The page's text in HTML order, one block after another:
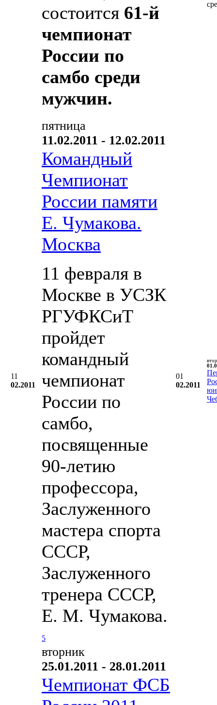
состоится 61-й
чемпионат
России по
самбо среди
мужчин.
11
02.2011
пятница
11.02.2011 - 12.02.2011
Командный
Чемпионат
России памяти
Е. Чумакова.
Москва
11 февраля в
Москве в УСЗК
РГУФКСиТ
пройдет
командный
чемпионат
России по
самбо,
посвященные
90-летию
профессора,
Заслуженного
мастера спорта
СССР,
Заслуженного
тренера СССР,
Е. М. Чумакова.
5
01
02.2011
вторник
25.01.2011 - 28.01.2011
Чемпионат ФСБ